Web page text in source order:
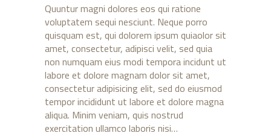
Quuntur magni dolores eos qui ratione
voluptatem sequi nesciunt. Neque porro
quisquam est, qui dolorem ipsum quiaolor sit
amet, consectetur, adipisci velit, sed quia
non numquam eius modi tempora incidunt ut
labore et dolore magnam dolor sit amet,
consectetur adipisicing elit, sed do eiusmod
tempor incididunt ut labore et dolore magna
aliqua. Minim veniam, quis nostrud
exercitation ullamco laboris nisi…